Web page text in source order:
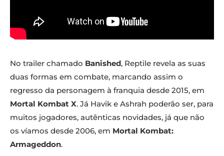
No trailer chamado Banished, Reptile revela as suas
duas formas em combate, marcando assim o
regresso da personagem à franquia desde 2015, em
Mortal Kombat X. Já Havik e Ashrah poderão ser, para
muitos jogadores, autênticas novidades, já que não
os víamos desde 2006, em Mortal Kombat:
Armageddon.